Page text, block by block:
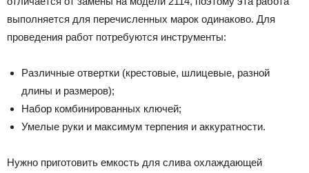
выполняется для перечисленных марок одинаково. Для
проведения работ потребуются инструменты:
Различные отвертки (крестовые, шлицевые, разной
длины и размеров);
Набор комбинированных ключей;
Умелые руки и максимум терпения и аккуратности.
Нужно приготовить емкость для слива охлаждающей